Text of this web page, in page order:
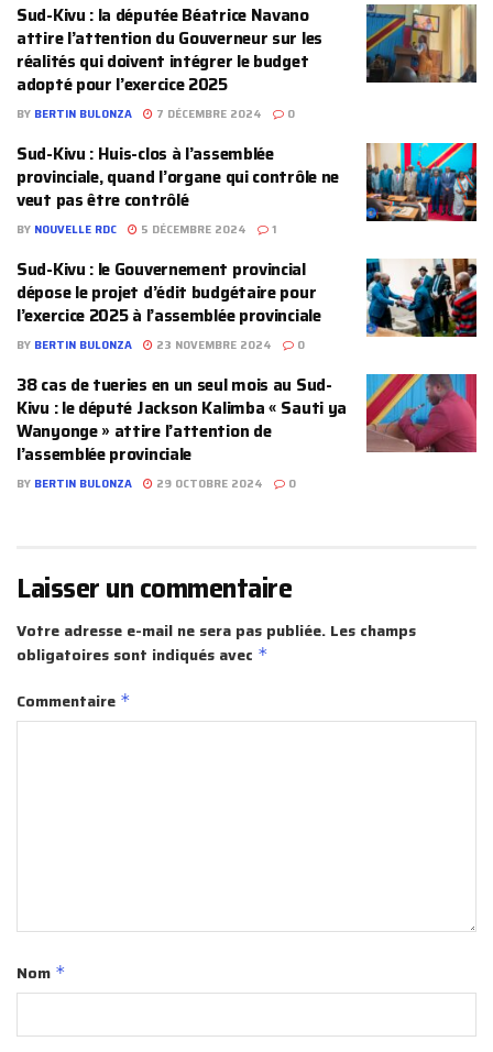
Sud-Kivu : la députée Béatrice Navano
attire l’attention du Gouverneur sur les
réalités qui doivent intégrer le budget
adopté pour l’exercice 2025
BY BERTIN BULONZA 7 DÉCEMBRE 2024 0
Sud-Kivu : Huis-clos à l’assemblée
provinciale, quand l’organe qui contrôle ne
veut pas être contrôlé
BY NOUVELLE RDC 5 DÉCEMBRE 2024 1
Sud-Kivu : le Gouvernement provincial
dépose le projet d’édit budgétaire pour
l’exercice 2025 à l’assemblée provinciale
BY BERTIN BULONZA 23 NOVEMBRE 2024 0
38 cas de tueries en un seul mois au Sud-
Kivu : le député Jackson Kalimba « Sauti ya
Wanyonge » attire l’attention de
l’assemblée provinciale
BY BERTIN BULONZA 29 OCTOBRE 2024 0
Laisser un commentaire
Votre adresse e-mail ne sera pas publiée. Les champs
obligatoires sont indiqués avec *
Commentaire *
Nom *